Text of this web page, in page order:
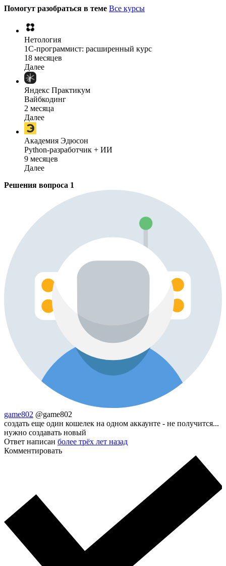
Помогут разобраться в теме Все курсы
Нетология
1C-программист: расширенный курс
18 месяцев
Далее
Яндекс Практикум
Вайбкодинг
2 месяца
Далее
Академия Эдюсон
Python-разработчик + ИИ
9 месяцев
Далее
Решения вопроса 1
game802 @game802
создать еще один кошелек на одном аккаунте - не получится...
нужно создавать новый
Ответ написан более трёх лет назад
Комментировать